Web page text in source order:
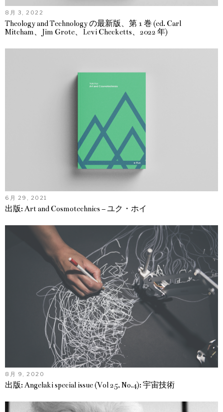
8月 3, 2022
Theology and Technology の最新版、第 1 巻 (ed. Carl
Mitcham、Jim Grote、Levi Checketts、2022 年)
6月 29, 2021
出版: Art and Cosmotechnics – ユク・ホイ
8月 9, 2020
出版: Angelaki special issue (Vol 25, No.4): 宇宙技術